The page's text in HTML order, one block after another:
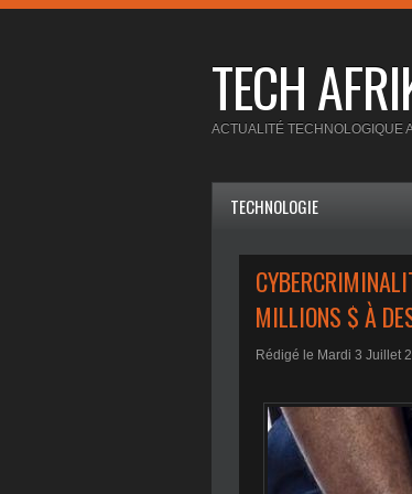
TECH
ACTUALITÉ TECHNOLOGIQUE
TECHNOLOGIE
MILLIONS $ À
Rédigé le Mardi 3 Juillet